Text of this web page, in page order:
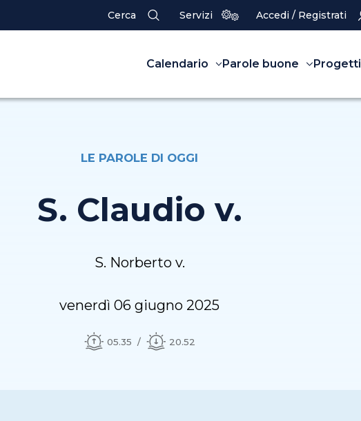
Cerca Servizi Accedi / Registrati
Calendario Parole buone Progetti
LE PAROLE DI OGGI
S. Claudio v.
S. Norberto v.
venerdì 06 giugno 2025
05.35 20.52